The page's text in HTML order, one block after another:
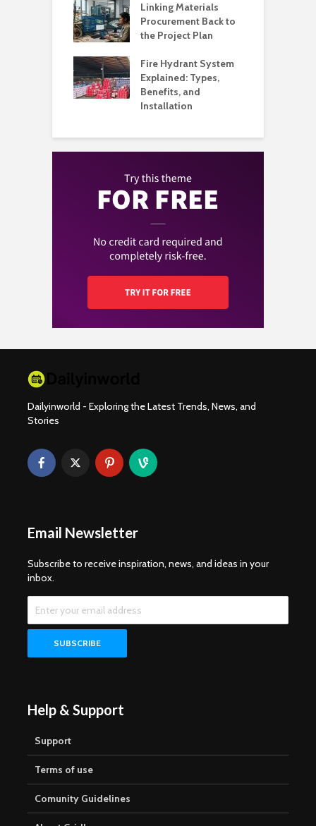
Linking Materials
Procurement Back to
the Project Plan
Fire Hydrant System
Explained: Types,
Benefits, and
Installation
Dailyinworld - Exploring the Latest Trends, News, and
Stories
Email Newsletter
Subscribe to receive inspiration, news, and ideas in your
inbox.
Help & Support
Support
Terms of use
Comunity Guidelines